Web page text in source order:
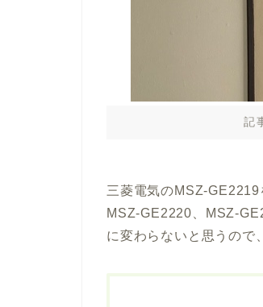
記
三菱電気のMSZ-
MSZ-GE2220、MSZ-
に変わらないと思うので